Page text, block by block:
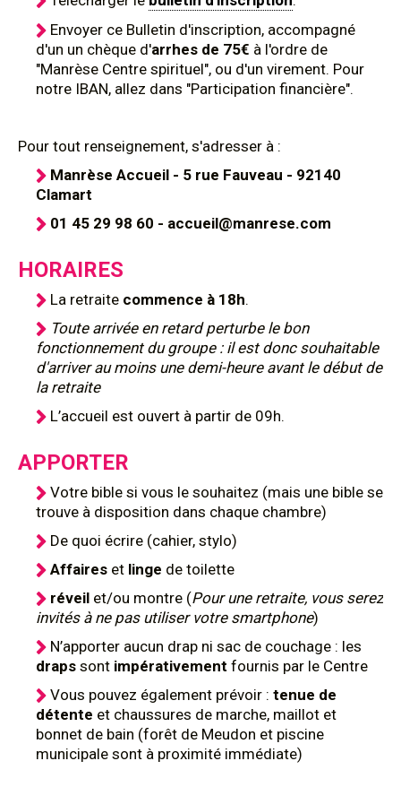
Envoyer ce Bulletin d'inscription, accompagné
d'un un chèque d'arrhes de 75€ à l'ordre de
"Manrèse Centre spirituel", ou d'un virement. Pour
notre IBAN, allez dans "Participation financière".
Pour tout renseignement, s'adresser à :
Manrèse Accueil - 5 rue Fauveau - 92140
Clamart
01 45 29 98 60 - accueil@manrese.com
HORAIRES
La retraite commence à 18h.
Toute arrivée en retard perturbe le bon
fonctionnement du groupe : il est donc souhaitable
d'arriver au moins une demi-heure avant le début de
la retraite
L’accueil est ouvert à partir de 09h.
APPORTER
Votre bible si vous le souhaitez (mais une bible se
trouve à disposition dans chaque chambre)
De quoi écrire (cahier, stylo)
Affaires et linge de toilette
réveil et/ou montre (Pour une retraite, vous serez
invités à ne pas utiliser votre smartphone)
N’apporter aucun drap ni sac de couchage : les
draps sont impérativement fournis par le Centre
Vous pouvez également prévoir : tenue de
détente et chaussures de marche, maillot et
bonnet de bain (forêt de Meudon et piscine
municipale sont à proximité immédiate)